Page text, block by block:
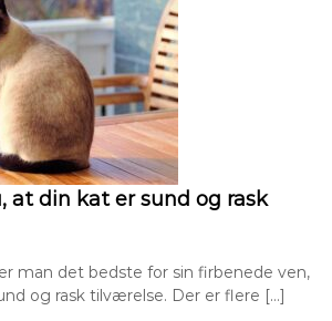
at din kat er sund og rask
man det bedste for sin firbenede ven,
og rask tilværelse. Der er flere […]